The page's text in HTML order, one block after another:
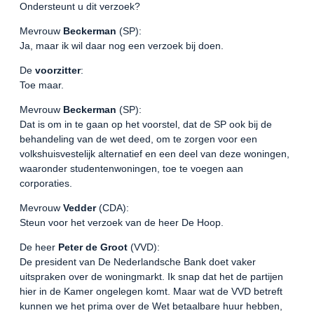
Ondersteunt u dit verzoek?
Mevrouw Beckerman (SP):
Ja, maar ik wil daar nog een verzoek bij doen.
De voorzitter:
Toe maar.
Mevrouw Beckerman (SP):
Dat is om in te gaan op het voorstel, dat de SP ook bij de
behandeling van de wet deed, om te zorgen voor een
volkshuisvestelijk alternatief en een deel van deze woningen,
waaronder studentenwoningen, toe te voegen aan
corporaties.
Mevrouw Vedder(CDA):
Steun voor het verzoek van de heer De Hoop.
De heer Peter de Groot (VVD):
De president van De Nederlandsche Bank doet vaker
uitspraken over de woningmarkt. Ik snap dat het de partijen
hier in de Kamer ongelegen komt. Maar wat de VVD betreft
kunnen we het prima over de Wet betaalbare huur hebben,